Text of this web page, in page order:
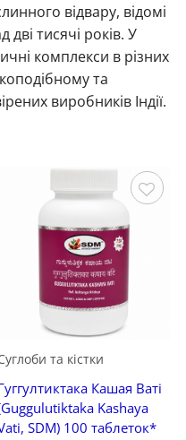
відвару, відомі
дві тисячі років. У
комплекси в різних
та
виробників Індії.
Зберегти
та кістки
Кашая Ваті
Kashaya
SDM) 100 таблеток*